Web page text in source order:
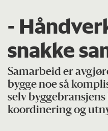
-
snakke
Samarbeid er
bygge noe så
selv
koordinering og